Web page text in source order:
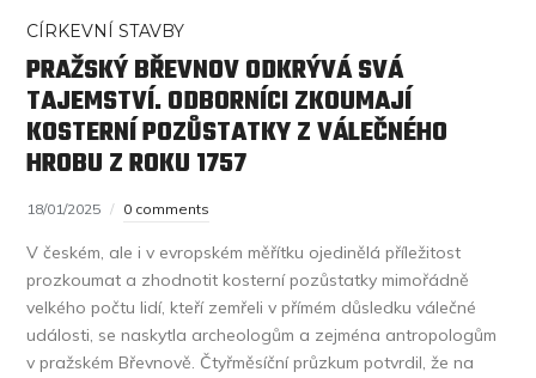
CÍRKEVNÍ STAVBY
PRAŽSKÝ BŘEVNOV ODKRÝVÁ SVÁ
TAJEMSTVÍ. ODBORNÍCI ZKOUMAJÍ
KOSTERNÍ POZŮSTATKY Z VÁLEČNÉHO
HROBU Z ROKU 1757
18/01/2025 0 comments
V českém, ale i v evropském měřítku ojedinělá příležitost
prozkoumat a zhodnotit kosterní pozůstatky mimořádně
velkého počtu lidí, kteří zemřeli v přímém důsledku válečné
události, se naskytla archeologům a zejména antropologům
v pražském Břevnově. Čtyřměsíční průzkum potvrdil, že na